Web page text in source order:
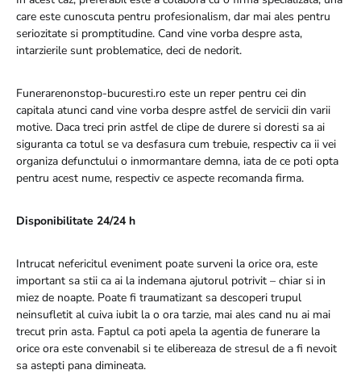
care este cunoscuta pentru profesionalism, dar mai ales pentru
seriozitate si promptitudine. Cand vine vorba despre asta,
intarzierile sunt problematice, deci de nedorit.
Funerarenonstop-bucuresti.ro este un reper pentru cei din
capitala atunci cand vine vorba despre astfel de servicii din varii
motive. Daca treci prin astfel de clipe de durere si doresti sa ai
siguranta ca totul se va desfasura cum trebuie, respectiv ca ii vei
organiza defunctului o inmormantare demna, iata de ce poti opta
pentru acest nume, respectiv ce aspecte recomanda firma.
Disponibilitate 24/24 h
Intrucat nefericitul eveniment poate surveni la orice ora, este
important sa stii ca ai la indemana ajutorul potrivit – chiar si in
miez de noapte. Poate fi traumatizant sa descoperi trupul
neinsufletit al cuiva iubit la o ora tarzie, mai ales cand nu ai mai
trecut prin asta. Faptul ca poti apela la agentia de funerare la
orice ora este convenabil si te elibereaza de stresul de a fi nevoit
sa astepti pana dimineata.